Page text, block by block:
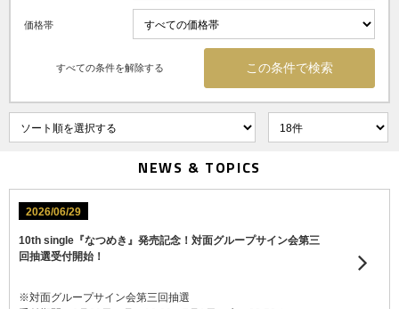
価格帯
すべての条件を解除する
NEWS & TOPICS
2026/06/29
10th single『なつめき』発売記念！対面グループサイン会第三
回抽選受付開始！
※対面グループサイン会第三回抽選